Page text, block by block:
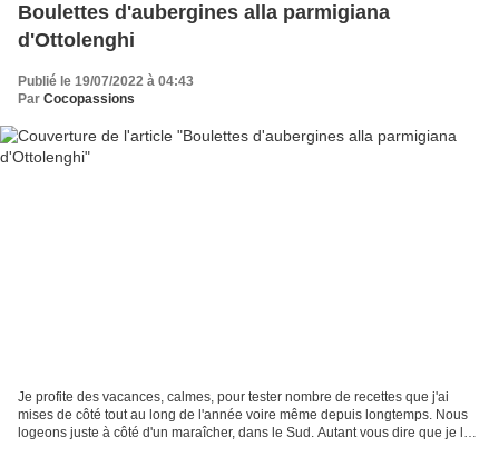
Boulettes d'aubergines alla parmigiana
d'Ottolenghi
Publié le 19/07/2022 à 04:43
Par Cocopassions
Je profite des vacances, calmes, pour tester nombre de recettes que j'ai
mises de côté tout au long de l'année voire même depuis longtemps. Nous
logeons juste à côté d'un maraîcher, dans le Sud. Autant vous dire que je lui